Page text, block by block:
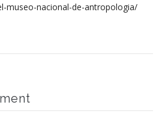
museo-nacional-de-antropologia/